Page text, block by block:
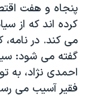
آرشیو پخش زنده
مجموعه
تریبونال مردمی
دادگاه حمید نوری
چهل سال
پنجاه و هفت
کرده اند که از
می کند. در نامه،
گفته می شود:
احمدی نژاد، به
فقیر آسیب می